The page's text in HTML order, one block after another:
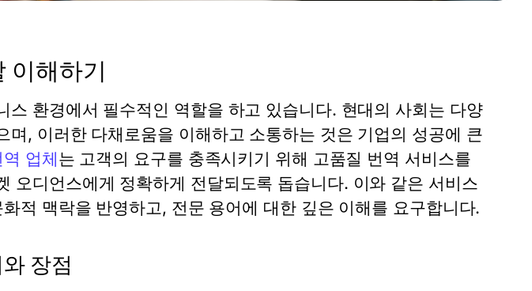
이해하기
스 환경에서 필수적인 역할을 하고 있습니다. 현대의 사회는 다양
며, 이러한 다채로움을 이해하고 소통하는 것은 기업의 성공에 큰
업체는 고객의 요구를 충족시키기 위해 고품질 번역 서비스를
오디언스에게 정확하게 전달되도록 돕습니다. 이와 같은 서비스
적 맥락을 반영하고, 전문 용어에 대한 깊은 이해를 요구합니다.
장점